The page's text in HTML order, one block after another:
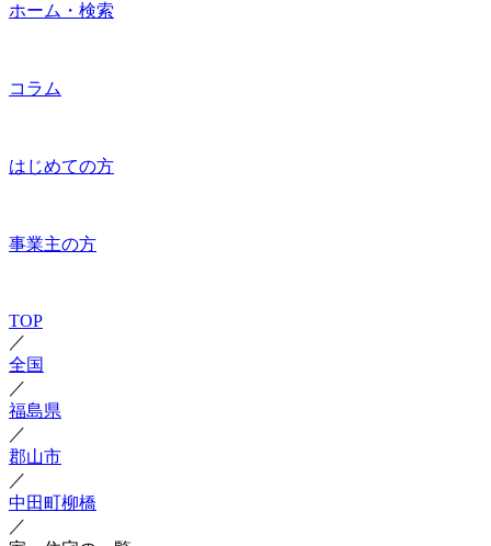
ホーム・検索
コラム
はじめての方
事業主の方
TOP
／
全国
／
福島県
／
郡山市
／
中田町柳橋
／